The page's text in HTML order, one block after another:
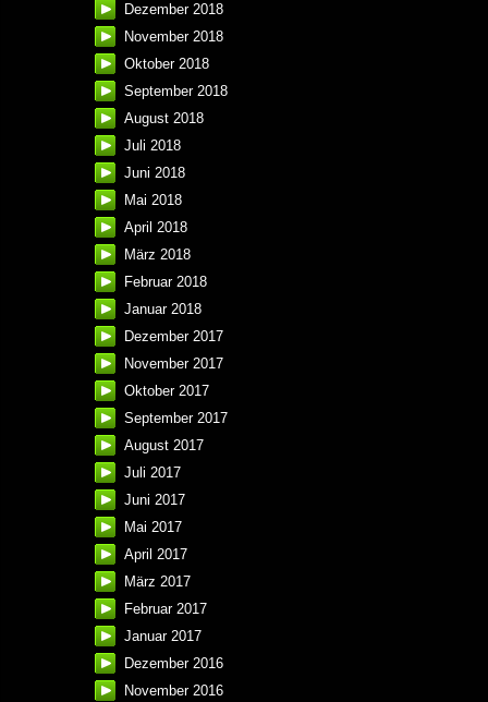
Dezember 2018
November 2018
Oktober 2018
September 2018
August 2018
Juli 2018
Juni 2018
Mai 2018
April 2018
März 2018
Februar 2018
Januar 2018
Dezember 2017
November 2017
Oktober 2017
September 2017
August 2017
Juli 2017
Juni 2017
Mai 2017
April 2017
März 2017
Februar 2017
Januar 2017
Dezember 2016
November 2016